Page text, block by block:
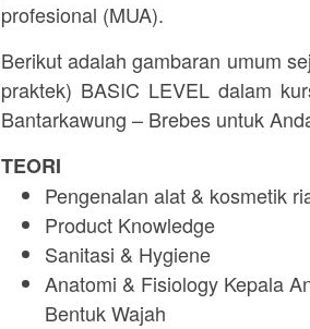
profesional (MUA).
Berikut adalah gambaran umum
praktek) BASIC LEVEL dalam
Bantarkawung – Brebes untuk
TEORI
Pengenalan alat & kosmetik
Product Knowledge
Sanitasi & Hygiene
Anatomi & Fisiology Kepala
Bentuk Wajah